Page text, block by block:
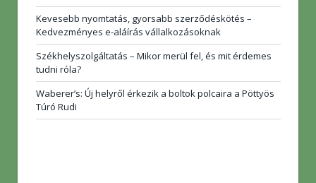
Kevesebb nyomtatás, gyorsabb szerződéskötés –
Kedvezményes e-aláírás vállalkozásoknak
Székhelyszolgáltatás – Mikor merül fel, és mit érdemes
tudni róla?
Waberer’s: Új helyről érkezik a boltok polcaira a Pöttyös
Túró Rudi